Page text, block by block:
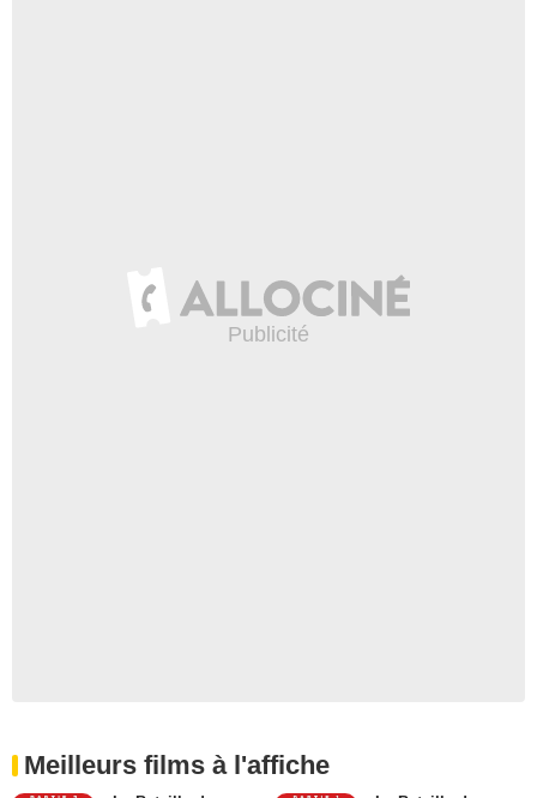
Meilleurs films à l'affiche